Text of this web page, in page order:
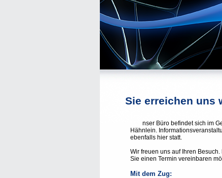
Sie erreichen uns
nser Büro befindet sich im
Hähnlein.
ebenfalls hier statt.
Wir freuen uns auf Ihren Besuch.
Sie einen Termin vereinbaren
Mit dem Zug: